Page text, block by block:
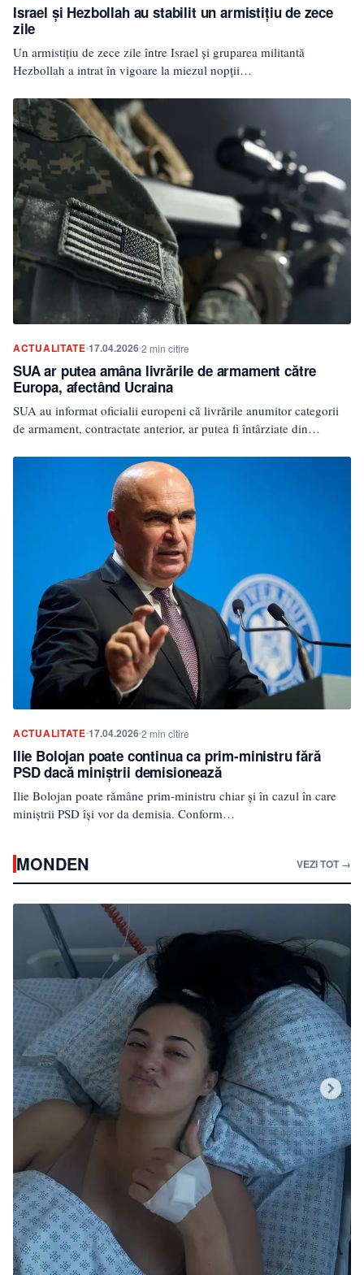
Israel și Hezbollah au stabilit un armistițiu de zece
zile
Un armistițiu de zece zile între Israel și gruparea militantă
Hezbollah a intrat în vigoare la miezul nopții…
ACTUALITATE 17.04.20262 min citire
SUA ar putea amâna livrările de armament către
Europa, afectând Ucraina
SUA au informat oficialii europeni că livrările anumitor categorii
de armament, contractate anterior, ar putea fi întârziate din…
ACTUALITATE 17.04.20262 min citire
Ilie Bolojan poate continua ca prim-ministru fără
PSD dacă miniștrii demisionează
Ilie Bolojan poate rămâne prim-ministru chiar și în cazul în care
miniștrii PSD își vor da demisia. Conform…
MONDEN VEZI TOT →